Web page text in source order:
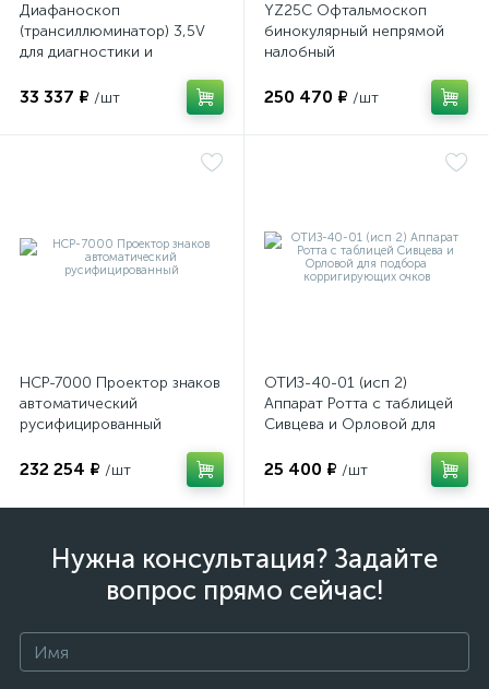
Диафаноскоп
(трансиллюминатор) 3,5V
для диагностики и
структур глазного яблока
33 337 ₽ /шт
YZ25C Офтальмоскоп
бинокулярный непрямой
налобный
250 470 ₽ /шт
НСР-7000 Проектор знаков
автоматический
русифицированный
232 254 ₽ /шт
ОТИЗ-40-01 (исп 2)
Аппарат Ротта с таблицей
Сивцева и Орловой для
очков
25 400 ₽ /шт
Нужна консультация? Задайте
вопрос прямо сейчас!